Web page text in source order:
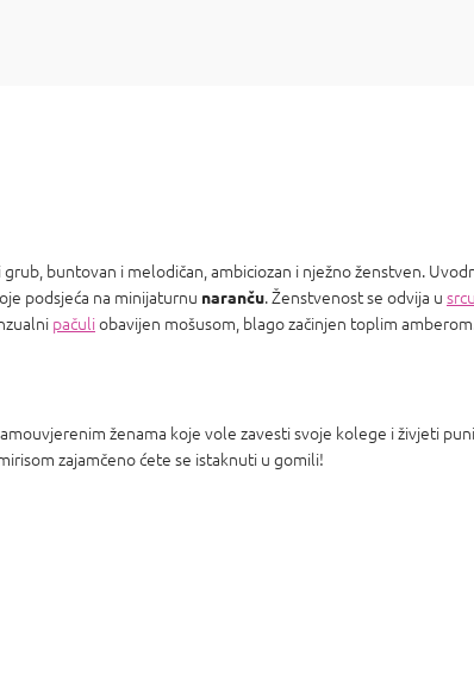
buntovan i melodičan, ambiciozan i nježno ženstven.
podsjeća na minijaturnu naranču. Ženstvenost se odvija u srcu
pačuliobavijen mošusom, blago začinjen toplim
ženama koje vole zavesti svoje kolege i živjeti
zajamčeno ćete se istaknuti u gomili!